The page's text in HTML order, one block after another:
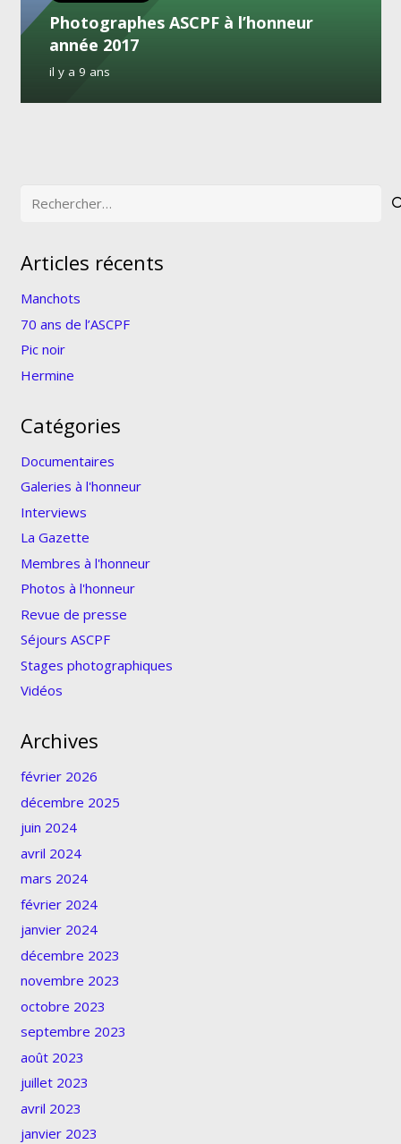
Photographes ASCPF à l’honneur
année 2017
il y a 9 ans
Rechercher :
Articles récents
Manchots
70 ans de l’ASCPF
Pic noir
Hermine
Catégories
Documentaires
Galeries à l'honneur
Interviews
La Gazette
Membres à l'honneur
Photos à l'honneur
Revue de presse
Séjours ASCPF
Stages photographiques
Vidéos
Archives
février 2026
décembre 2025
juin 2024
avril 2024
mars 2024
février 2024
janvier 2024
décembre 2023
novembre 2023
octobre 2023
septembre 2023
août 2023
juillet 2023
avril 2023
janvier 2023